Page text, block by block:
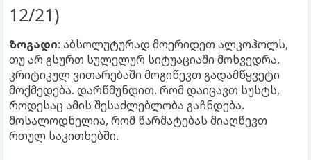
12/21)
ზოგადი: აბსოლუტურად მოერიდეთ ალკოჰოლს,
თუ არ გსურთ სულელურ სიტუაციაში მოხვედრა.
კრიტიკულ ვითარებაში მოგიწევთ გადამწყვეტი
მოქმედება. დარწმუნდით, რომ დაიცავთ სუსტს,
როდესაც ამის შესაძლებლობა გაჩნდება.
მოსალოდნელია, რომ წარმატებას მიაღწევთ
რთულ საკითხებში.